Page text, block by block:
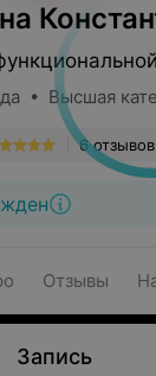
• Высшая
6 отзывов
Отзывы
Запись